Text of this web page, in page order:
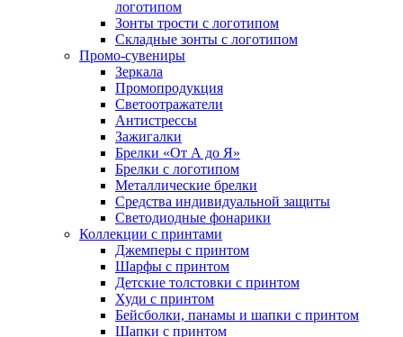
логотипом
Зонты трости с логотипом
Складные зонты с логотипом
Промо-сувениры
Зеркала
Промопродукция
Светоотражатели
Антистрессы
Зажигалки
Брелки «От А до Я»
Брелки с логотипом
Металлические брелки
Средства индивидуальной защиты
Светодиодные фонарики
Коллекции с принтами
Джемперы с принтом
Шарфы с принтом
Детские толстовки с принтом
Худи с принтом
Бейсболки, панамы и шапки с принтом
Шапки с принтом